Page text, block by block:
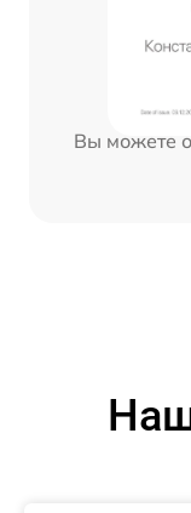
Вы можете